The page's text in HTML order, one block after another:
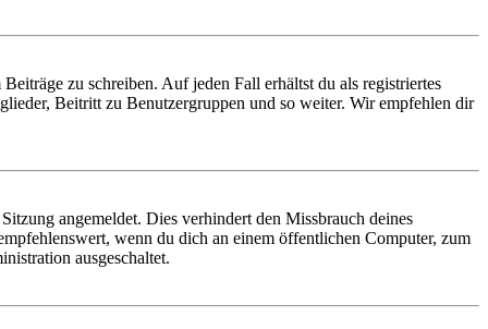
zu schreiben. Auf jeden Fall erhältst du als registriertes
Beitritt zu Benutzergruppen und so weiter. Wir empfehlen dir
angemeldet. Dies verhindert den Missbrauch deines
wenn du dich an einem öffentlichen Computer, zum
ausgeschaltet.